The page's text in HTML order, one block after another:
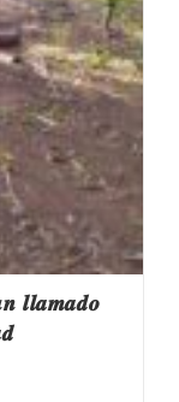
𝒍𝒍𝒂𝒎𝒂𝒅𝒐